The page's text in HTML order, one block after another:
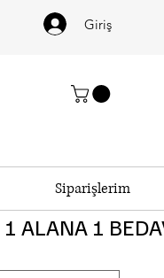
Giriş
Siparişlerim